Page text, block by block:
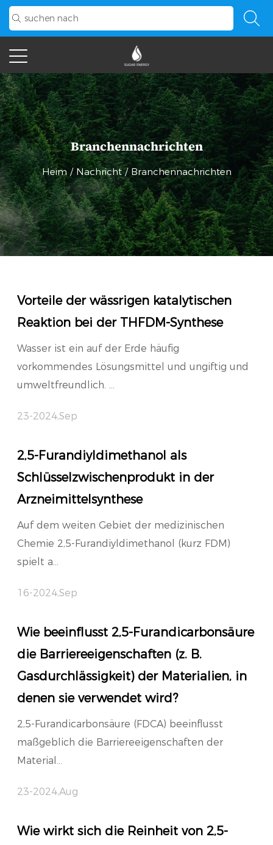
Branchennachrichten
Heim/ Nachricht/ Branchennachrichten
Vorteile der wässrigen katalytischen
Reaktion bei der THFDM-Synthese
Wasser ist ein auf der Erde häufig
vorkommendes Lösungsmittel und ungiftig und
umweltfreundlich. ...
23-2024,Sep
2,5-Furandiyldimethanol als
Schlüsselzwischenprodukt in der
Arzneimittelsynthese
Auf dem weiten Gebiet der medizinischen
Chemie 2,5-Furandiyldimethanol (kurz FDM)
spielt a...
16-2024,Sep
Wie beeinflusst 2,5-Furandicarbonsäure
die Barriereeigenschaften (z. B.
Gasdurchlässigkeit) der Materialien, in
denen sie verwendet wird?
2,5-Furandicarbonsäure (FDCA) beeinflusst
maßgeblich die Barriereeigenschaften der
Material...
23-2024,Aug
Wie wirkt sich die Reinheit von 2,5-